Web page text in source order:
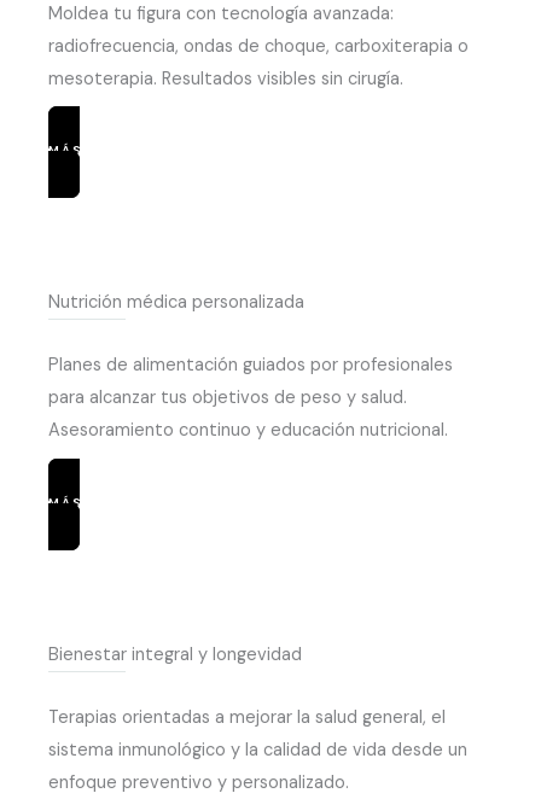
Moldea tu figura con tecnología avanzada:
radiofrecuencia, ondas de choque, carboxiterapia o
mesoterapia. Resultados visibles sin cirugía.
MÁS INFORMACIÓN
Nutrición médica personalizada
Planes de alimentación guiados por profesionales
para alcanzar tus objetivos de peso y salud.
Asesoramiento continuo y educación nutricional.
MÁS INFORMACIÓN
Bienestar integral y longevidad
Terapias orientadas a mejorar la salud general, el
sistema inmunológico y la calidad de vida desde un
enfoque preventivo y personalizado.